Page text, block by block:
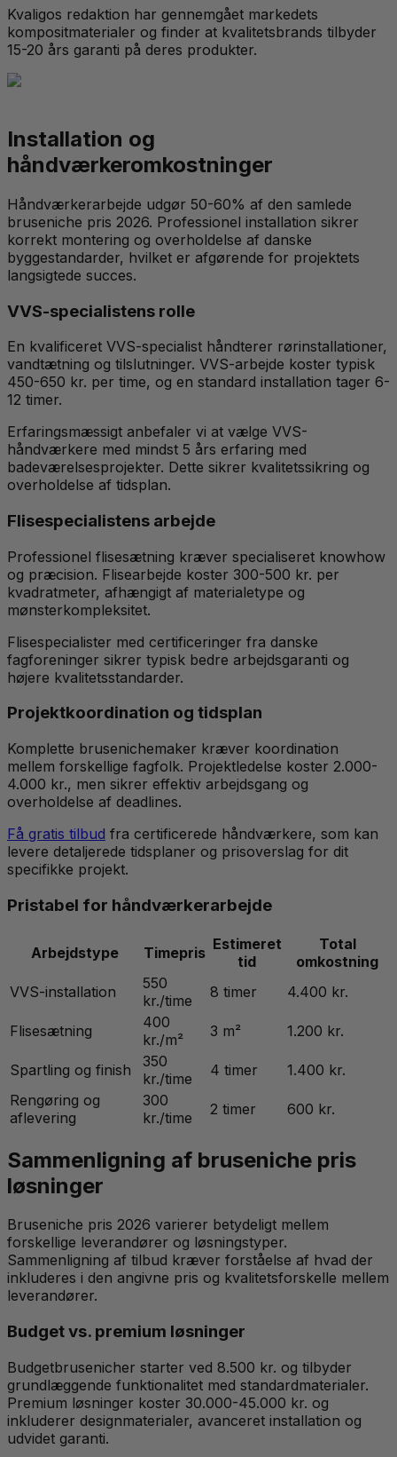
Kvaligos redaktion har gennemgået markedets
kompositmaterialer og finder at kvalitetsbrands tilbyder
15-20 års garanti på deres produkter.
Installation og
håndværkeromkostninger
Håndværkerarbejde udgør 50-60% af den samlede
bruseniche pris 2026. Professionel installation sikrer
korrekt montering og overholdelse af danske
byggestandarder, hvilket er afgørende for projektets
langsigtede succes.
VVS-specialistens rolle
En kvalificeret VVS-specialist håndterer rørinstallationer,
vandtætning og tilslutninger. VVS-arbejde koster typisk
450-650 kr. per time, og en standard installation tager 6-
12 timer.
Erfaringsmæssigt anbefaler vi at vælge VVS-
håndværkere med mindst 5 års erfaring med
badeværelsesprojekter. Dette sikrer kvalitetssikring og
overholdelse af tidsplan.
Flisespecialistens arbejde
Professionel flisesætning kræver specialiseret knowhow
og præcision. Flisearbejde koster 300-500 kr. per
kvadratmeter, afhængigt af materialetype og
mønsterkompleksitet.
Flisespecialister med certificeringer fra danske
fagforeninger sikrer typisk bedre arbejdsgaranti og
højere kvalitetsstandarder.
Projektkoordination og tidsplan
Komplette brusenichemaker kræver koordination
mellem forskellige fagfolk. Projektledelse koster 2.000-
4.000 kr., men sikrer effektiv arbejdsgang og
overholdelse af deadlines.
Få gratis tilbud fra certificerede håndværkere, som kan
levere detaljerede tidsplaner og prisoverslag for dit
specifikke projekt.
Pristabel for håndværkerarbejde
Arbejdstype Timepris Estimeret
tid
Total
omkostning
VVS-installation
550
kr./time
8 timer 4.400 kr.
Flisesætning
400
kr./m²
3 m² 1.200 kr.
Spartling og finish
350
kr./time
4 timer
1.400 kr.
Rengøring og
aflevering
300
kr./time
2 timer 600 kr.
Sammenligning af bruseniche pris
løsninger
Bruseniche pris 2026 varierer betydeligt mellem
forskellige leverandører og løsningstyper.
Sammenligning af tilbud kræver forståelse af hvad der
inkluderes i den angivne pris og kvalitetsforskelle mellem
leverandører.
Budget vs. premium løsninger
Budgetbrusenicher starter ved 8.500 kr. og tilbyder
grundlæggende funktionalitet med standardmaterialer.
Premium løsninger koster 30.000-45.000 kr. og
inkluderer designmaterialer, avanceret installation og
udvidet garanti.